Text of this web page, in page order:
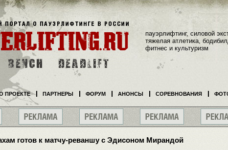
готов к матчу-реваншу с Эдисоном Мирандой
пауэрлифтинг, силовой
тяжелая атлетика,
фитнес и культуризм
ПРОЕКТЕ ПАРТНЕРЫ ФОРУМ АНОНСЫ СОРЕВНОВАНИЯ